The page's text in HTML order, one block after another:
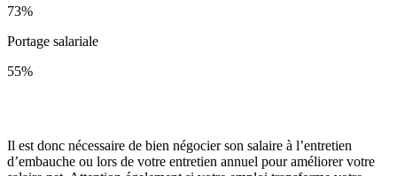
73%
Portage salariale
55%
Il est donc nécessaire de bien négocier son salaire à l’entretien
d’embauche ou lors de votre entretien annuel pour améliorer votre